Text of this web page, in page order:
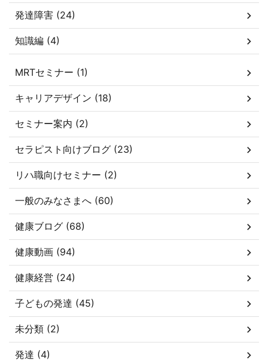
発達障害 (24)
知識編 (4)
MRTセミナー (1)
キャリアデザイン (18)
セミナー案内 (2)
セラピスト向けブログ (23)
リハ職向けセミナー (2)
一般のみなさまへ (60)
健康ブログ (68)
健康動画 (94)
健康経営 (24)
子どもの発達 (45)
未分類 (2)
発達 (4)